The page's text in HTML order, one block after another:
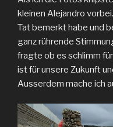
kleinen Alejandro
Tat bemerkt habe und
ganz rührende
fragte ob es schlimm
ist für unsere Zukunft
Ausserdem mache ich